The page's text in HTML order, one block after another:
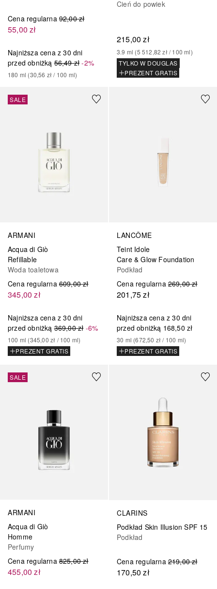
Cena regularna 92,00 zł
55,00 zł
Najniższa cena z 30 dni
przed obniżką 56,49 zł-2%
180 ml (30,56 zł / 100 ml)
Cień do powiek
215,00 zł
3.9 ml (5 512,82 zł / 100 ml)
TYLKO W DOUGLAS
PREZENT GRATIS
ARMANI
Acqua di Giò
Refillable
Woda toaletowa
Cena regularna 609,00 zł
345,00 zł
Najniższa cena z 30 dni
przed obniżką 369,00 zł-6%
100 ml (345,00 zł / 100 ml)
PREZENT GRATIS
SALE
LANCÔME
Teint Idole
Care & Glow Foundation
Podkład
Cena regularna 269,00 zł
201,75 zł
Najniższa cena z 30 dni
przed obniżką 168,50 zł
30 ml (672,50 zł / 100 ml)
PREZENT GRATIS
+27
ARMANI
Acqua di Giò
Homme
Perfumy
Cena regularna 825,00 zł
455,00 zł
SALE
CLARINS
Podkład Skin Illusion SPF 15
Podkład
Cena regularna 219,00 zł
170,50 zł
+12